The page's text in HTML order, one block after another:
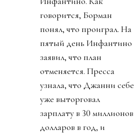
говорится, Борман
понял, что проиграл. На
пятый день Инфантино
заявил, что план
отменяется. Пресса
узнала, что Джанни себе
уже выторговал
зарплату в 30 миллионов
долларов в год, и